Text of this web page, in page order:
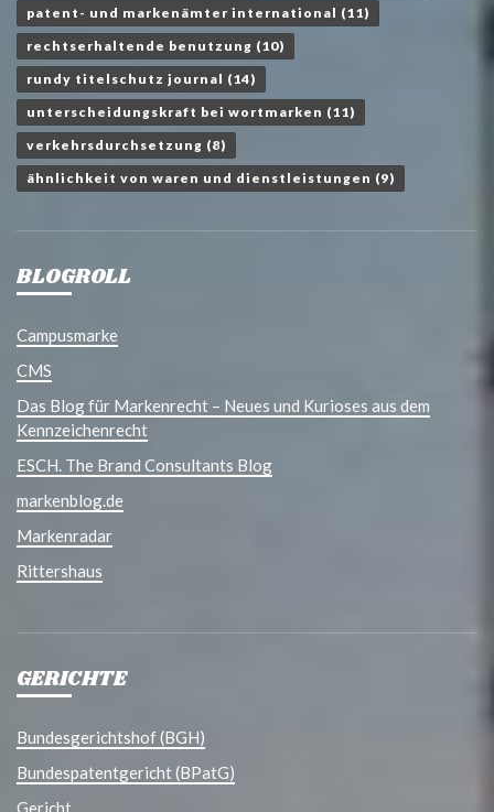
patent- und markenämter international (11)
rechtserhaltende benutzung (10)
rundy titelschutz journal (14)
unterscheidungskraft bei wortmarken (11)
verkehrsdurchsetzung (8)
ähnlichkeit von waren und dienstleistungen (9)
BLOGROLL
Campusmarke
CMS
Das Blog für Markenrecht – Neues und Kurioses aus dem
Kennzeichenrecht
ESCH. The Brand Consultants Blog
markenblog.de
Markenradar
Rittershaus
GERICHTE
Bundesgerichtshof (BGH)
Bundespatentgericht (BPatG)